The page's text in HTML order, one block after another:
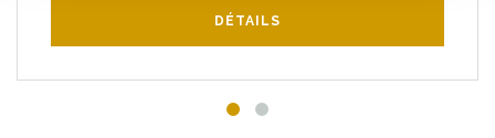
DÉTAILS